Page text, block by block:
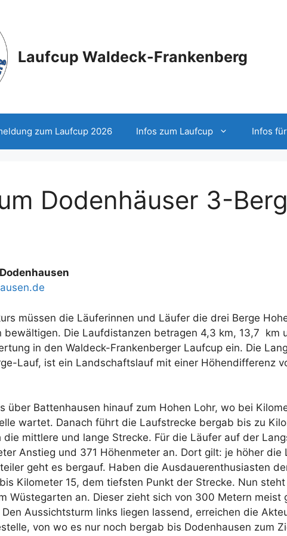
Laufcup Waldeck-Frankenberg
zum Laufcup 2026 Infos zum Laufcup Infos
Dodenhäuser 3-
müssen die Läuferinnen und Läufer die drei Berge
bewältigen. Die Laufdistanzen betragen 4,3 km, 13,7 km
in den Waldeck-Frankenberger Laufcup ein. Die
Lauf, ist ein Landschaftslauf mit einer Höhendifferenz
über Battenhausen hinauf zum Hohen Lohr, wo bei
wartet. Danach führt die Laufstrecke bergab bis zu
die mittlere und lange Strecke. Für die Läufer auf der
Anstieg und 371 Höhenmeter an. Dort gilt: je höher die
geht es bergauf. Haben die Ausdauerenthusiasten
Kilometer 15, dem tiefsten Punkt der Strecke. Nun
Wüstegarten an. Dieser zieht sich von 300 Metern meist
Aussichtsturm links liegen lassend, erreichen die
von wo es nur noch bergab bis Dodenhausen zum